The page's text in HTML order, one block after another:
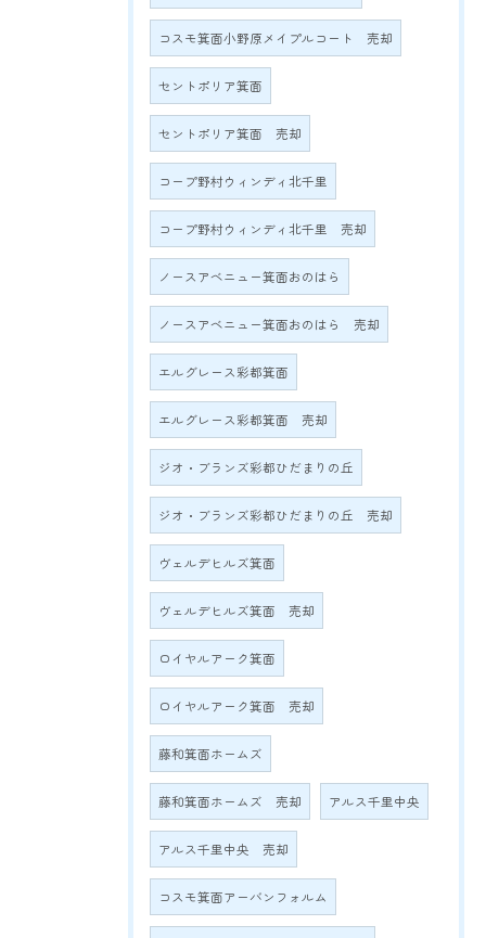
コスモ箕面小野原メイプルコート 売却
セントポリア箕面
セントポリア箕面 売却
コープ野村ウィンディ北千里
コープ野村ウィンディ北千里 売却
ノースアベニュー箕面おのはら
ノースアベニュー箕面おのはら 売却
エルグレース彩都箕面
エルグレース彩都箕面 売却
ジオ・ブランズ彩都ひだまりの丘
ジオ・ブランズ彩都ひだまりの丘 売却
ヴェルデヒルズ箕面
ヴェルデヒルズ箕面 売却
ロイヤルアーク箕面
ロイヤルアーク箕面 売却
藤和箕面ホームズ
藤和箕面ホームズ 売却 アルス千里中央
アルス千里中央 売却
コスモ箕面アーバンフォルム